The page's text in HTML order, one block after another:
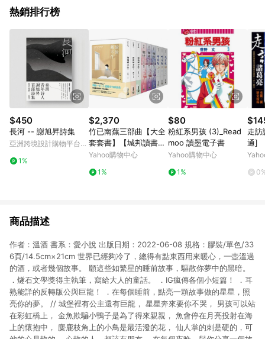
熱銷排行榜
$450
長河 -- 謝旭昇詩集
亞洲跨境設計購物平台
1%
$2,370
竹已南蕪三部曲【大全
套套書】【城邦讀書花
園】
Yahoo購物中心
1%
$80
粉紅系男孩 (3)_Read
moo 讀墨電子書
Yahoo購物中心
1%
走訪
通]
商品描述
作者：溫酒 書系：愛小說 出版日期：2022-06-08 規格：膠裝/單色/33
6頁/14.5cm×21cm 世界已經夠冷了，總得有點東西用來暖心，一壺溫過
的酒，或者幾個故事。 願這些如繁星的睡前故事，驅散你夢中的黑暗。
．燧石文學獎得主執筆，寫給大人的童話。 ．IG瘋傳各個小短篇！ ．耳
熟能詳的反轉版公與巨龍！ ．在每個睡前，點亮一顆故事做的星星，照
亮你的夢。 // 城堡裡有公主還有巨龍， 星星奔來要你不哭， 男孩可以站
在彩虹橋上， 金魚欺騙小鴨子是為了得來親親， 魚會停在月亮投射在海
上的懷抱中， 麋鹿枝角上的小鳥是最活潑的花， 仙人掌的刺是硬的，可